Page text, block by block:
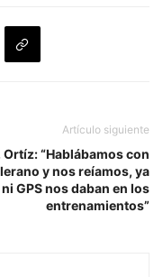
Artículo siguiente
Ortíz: “Hablábamos con
y nos reíamos, ya
ni GPS nos daban en los
entrenamientos”